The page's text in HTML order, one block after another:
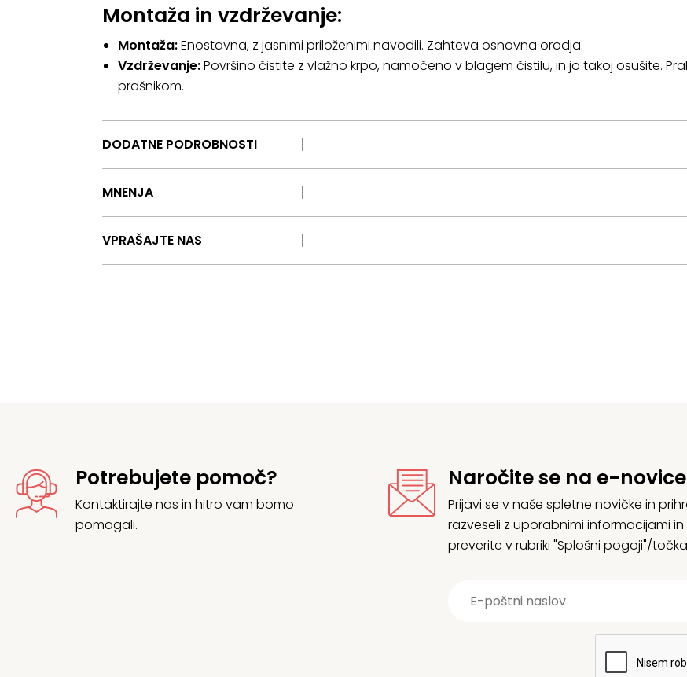
Montaža in vzdrževanje:
Montaža:Enostavna, z jasnimi priloženimi navodili. Zahteva osnovna orodja.
Vzdrževanje:Površino čistite z vlažno krpo, namočeno v blagem čistilu, in jo takoj osušite.
prašnikom.
DODATNE PODROBNOSTI
MNENJA
VPRAŠAJTE NAS
Potrebujete pomoč?
Kontaktirajte nas in hitro vam bomo
pomagali.
Naročite se na e-novice
Prijavi se v naše spletne novičke in
razveseli z uporabnimi informacijami
preverite v rubriki "Splošni pogoji"/